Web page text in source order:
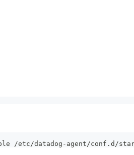
/etc/datadog-agent/conf.d/